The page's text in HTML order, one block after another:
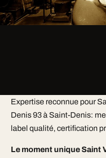
Expertise reconnue pour
Denis 93 à Saint-Denis:
label qualité, certification
Le moment unique Saint